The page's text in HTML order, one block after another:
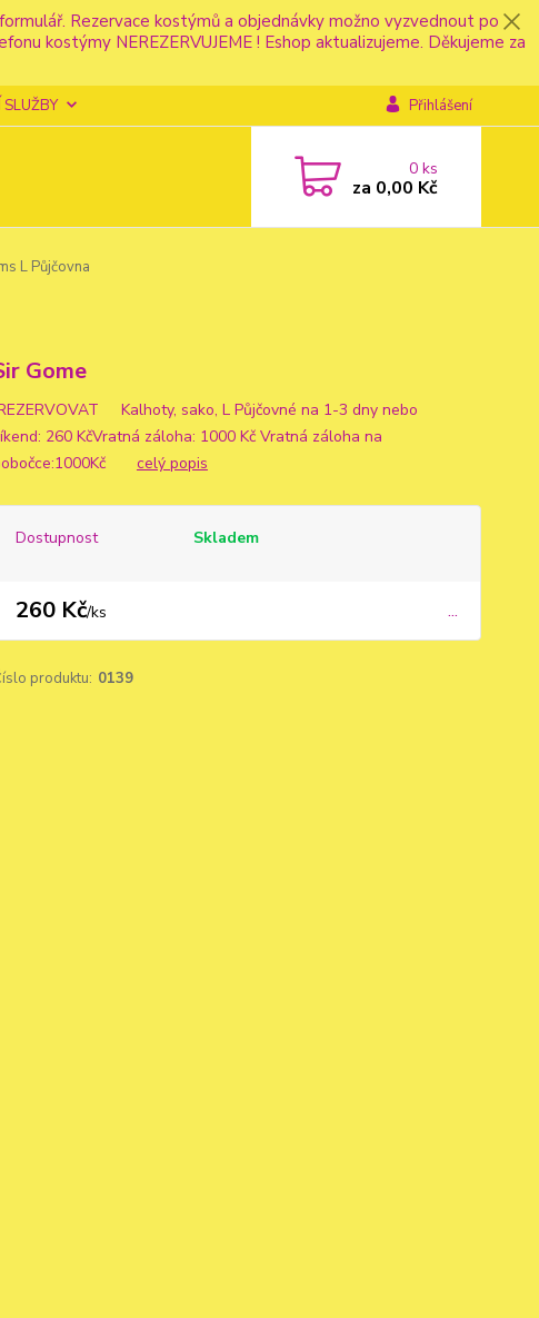
Rezervace kostýmů a objednávky možno vyzvednout po
kostýmy NEREZERVUJEME ! Eshop aktualizujeme. Děkujeme za
Přihlášení
0ks
za 0,00 Kč
L Půjčovna
Gome
Kalhoty, sako, L Půjčovné na 1-3 dny nebo
260 KčVratná záloha: 1000 Kč Vratná záloha na
celý popis
Dostupnost Skladem
260 Kč/ks ...
produktu: 0139